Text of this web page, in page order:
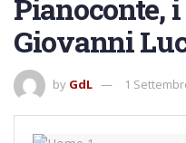
Pianoconte,
Giovanni
by GdL 1